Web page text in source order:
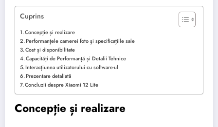
Cuprins
Concepție și realizare
Performanțele camerei foto și specificațiile sale
Cost și disponibilitate
Capacități de Performanță și Detalii Tehnice
Interacțiunea utilizatorului cu software-ul
Prezentare detaliată
Concluzii despre Xiaomi 12 Lite
Concepție și realizare